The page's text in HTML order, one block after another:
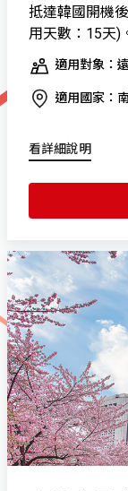
抵達韓國開機
用天數：15天)
適用對象：
適用國家：
看詳細說明